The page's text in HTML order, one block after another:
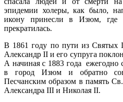
эпидемии холеры, как было,
икону принесли в Изюм, где
прекратилась.
В 1861 году по пути из Святых
Александр II и его супруга
А начиная с 1883 года ежегодно
в город Изюм и обратно
Песчанским образом в память
Александра ІІІ и Николая II.